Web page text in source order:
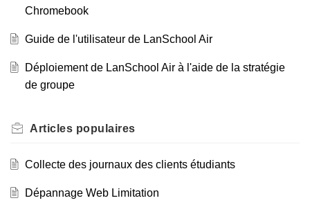
Chromebook
Guide de l'utilisateur de LanSchool Air
Déploiement de LanSchool Air à l'aide de la stratégie
de groupe
Articles populaires
Collecte des journaux des clients étudiants
Dépannage Web Limitation